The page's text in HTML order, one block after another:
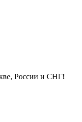
России и СНГ!